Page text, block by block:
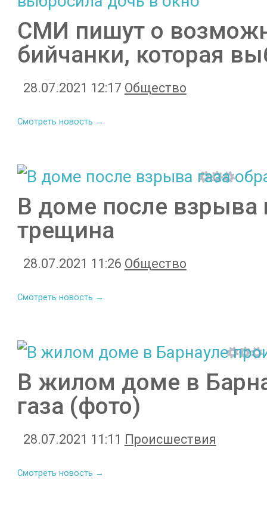
СМИ пишут о
бийчанки, которая
28.07.2021 12:17 Общество
Смотреть новость →
В доме после взрыва
трещина
28.07.2021 11:26 Общество
Смотреть новость →
В жилом доме в
газа (фото)
28.07.2021 11:11 Происшествия
Смотреть новость →